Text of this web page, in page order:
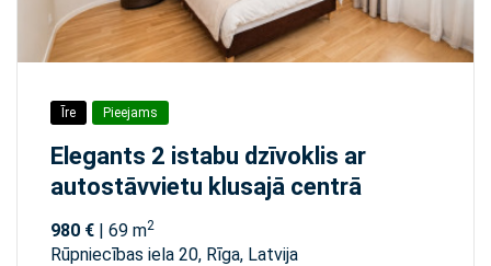
Īre Pieejams
Elegants 2 istabu dzīvoklis ar
autostāvvietu klusajā centrā
980 € | 69 m2
Rūpniecības iela 20, Rīga, Latvija